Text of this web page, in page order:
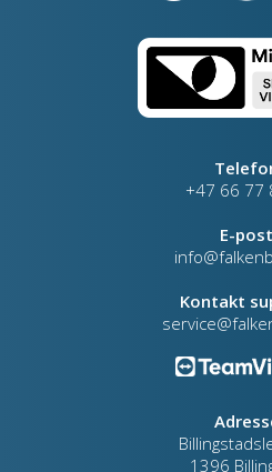
+47 66 77
E-
Kontakt
1396